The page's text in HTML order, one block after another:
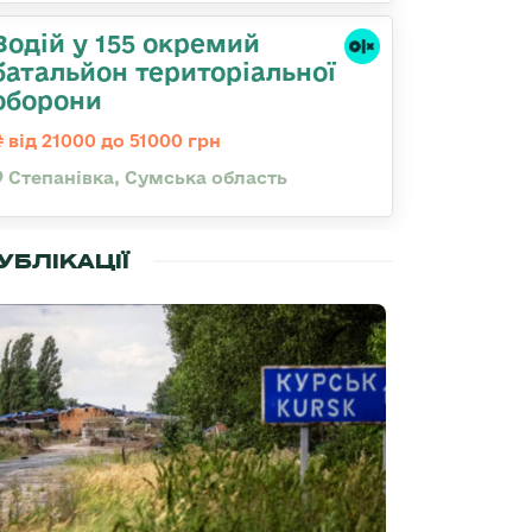
у 155 окремий
територіальної
від 21000 до 51000 грн
Степанівка, Сумська область